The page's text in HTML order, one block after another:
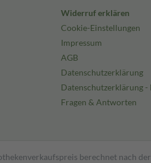
Widerruf erklären
Cookie-Einstellungen
Impressum
AGB
Datenschutzerklärung
Datenschutzerklärung
Fragen & Antworten
berechnet nach der